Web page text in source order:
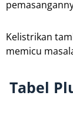
Kelistrikan
memicu
Tabel